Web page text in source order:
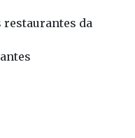
restaurantes da